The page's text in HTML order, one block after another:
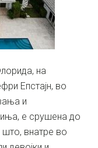
на
Епстајн, во
и
е срушена до
што, внатре во